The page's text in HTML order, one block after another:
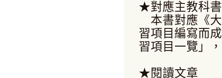
★對應主教科
本書對應《
習項目編寫而
習項目一覽」
★閱讀文章